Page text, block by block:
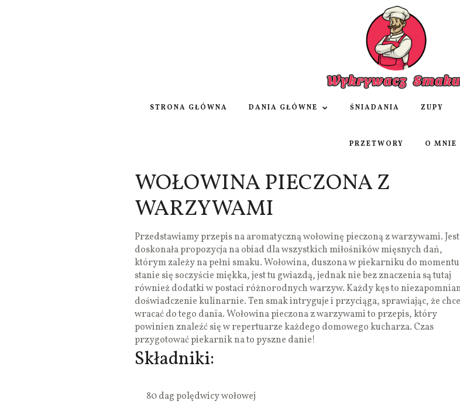
STRONA GŁÓWNA DANIA GŁÓWNE ŚNIADANIA ZUPY
PRZETWORY O MNIE
WOŁOWINA PIECZONA Z
WARZYWAMI
Przedstawiamy przepis na aromatyczną wołowinę pieczoną z warzywami.
doskonała propozycja na obiad dla wszystkich miłośników mięsnych dań,
którym zależy na pełni smaku. Wołowina, duszona w piekarniku do
stanie się soczyście miękka, jest tu gwiazdą, jednak nie bez znaczenia są tutaj
również dodatki w postaci różnorodnych warzyw. Każdy kęs to
doświadczenie kulinarnie. Ten smak intryguje i przyciąga, sprawiając, że
wracać do tego dania. Wołowina pieczona z warzywami to przepis, który
powinien znaleźć się w repertuarze każdego domowego kucharza. Czas
przygotować piekarnik na to pyszne danie!
Składniki:
80 dag polędwicy wołowej